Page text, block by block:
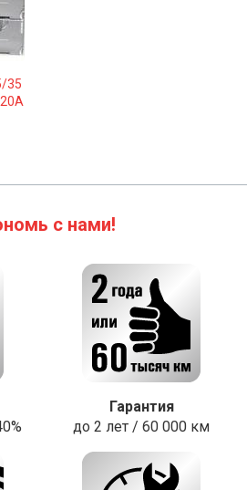
35
с нами!
Гарантия
до 2 лет / 60 000 км